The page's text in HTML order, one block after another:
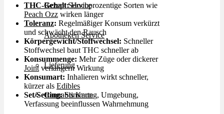
Rezept Service
Apotheken Service
Lieferung
Cannabis Karte
THC-Gehalt:Hochprozentige Sorten wie
Peach Ozz wirken länger
Toleranz: Regelmäßiger Konsum verkürzt
und schwächt den Rausch
Körpergewicht/Stoffwechsel: Schneller
Stoffwechsel baut THC schneller ab
Konsummenge: Mehr Züge oder dickerer
Joint verlängern Wirkung
Konsumart: Inhalieren wirkt schneller,
kürzer als Edibles
Set/Setting: Stimmung, Umgebung,
Verfassung beeinflussen Wahrnehmung